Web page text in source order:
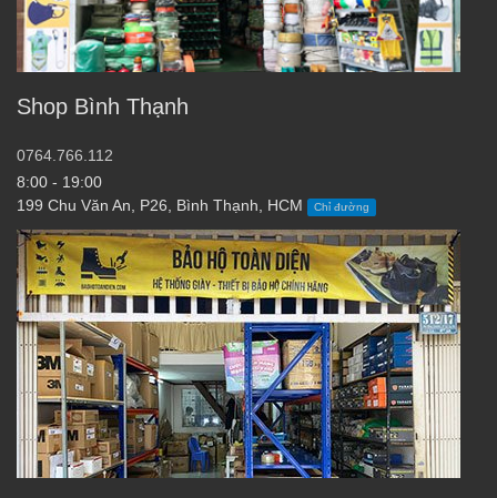
Shop Bình Thạnh
0764.766.112
8:00 - 19:00
199 Chu Văn An, P26, Bình Thạnh, HCM
Chỉ đường